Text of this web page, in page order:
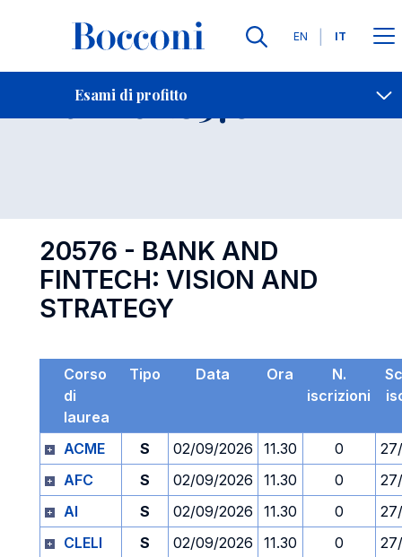
Lingue
EN IT
Esami di profitto
Contatti
Esame 20576 Open
20576 - BANK AND
FINTECH: VISION AND
STRATEGY
Corso
di
laurea
Tipo Data Ora
N.
iscrizioni
ACME S 02/09/2026 11.30 0
AFC
S 02/09/2026 11.30 0
AI
S 02/09/2026 11.30 0
CLELI
S 02/09/2026 11.30 0